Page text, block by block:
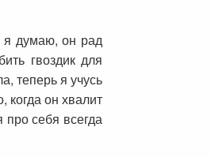
я думаю, он рад
гвоздик для
теперь я учусь
он хвалит
себя всегда